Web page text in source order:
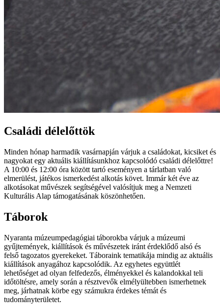
Családi délelőttök
Minden hónap harmadik vasárnapján várjuk a családokat, kicsiket és
nagyokat egy aktuális kiállításunkhoz kapcsolódó családi délelőttre!
A 10:00 és 12:00 óra között tartó eseményen a tárlatban való
elmerülést, játékos ismerkedést alkotás követ. Immár két éve az
alkotásokat művészek segítségével valósítjuk meg a Nemzeti
Kulturális Alap támogatásának köszönhetően.
Táborok
Nyaranta múzeumpedagógiai táborokba várjuk a múzeumi
gyűjtemények, kiállítások és művészetek iránt érdeklődő alsó és
felső tagozatos gyerekeket. Táboraink tematikája mindig az aktuális
kiállítások anyagához kapcsolódik. Az egyhetes együttlét
lehetőséget ad olyan felfedezős, élményekkel és kalandokkal teli
időtöltésre, amely során a résztvevők elmélyültebben ismerhetnek
meg, járhatnak körbe egy számukra érdekes témát és
tudományterületet.